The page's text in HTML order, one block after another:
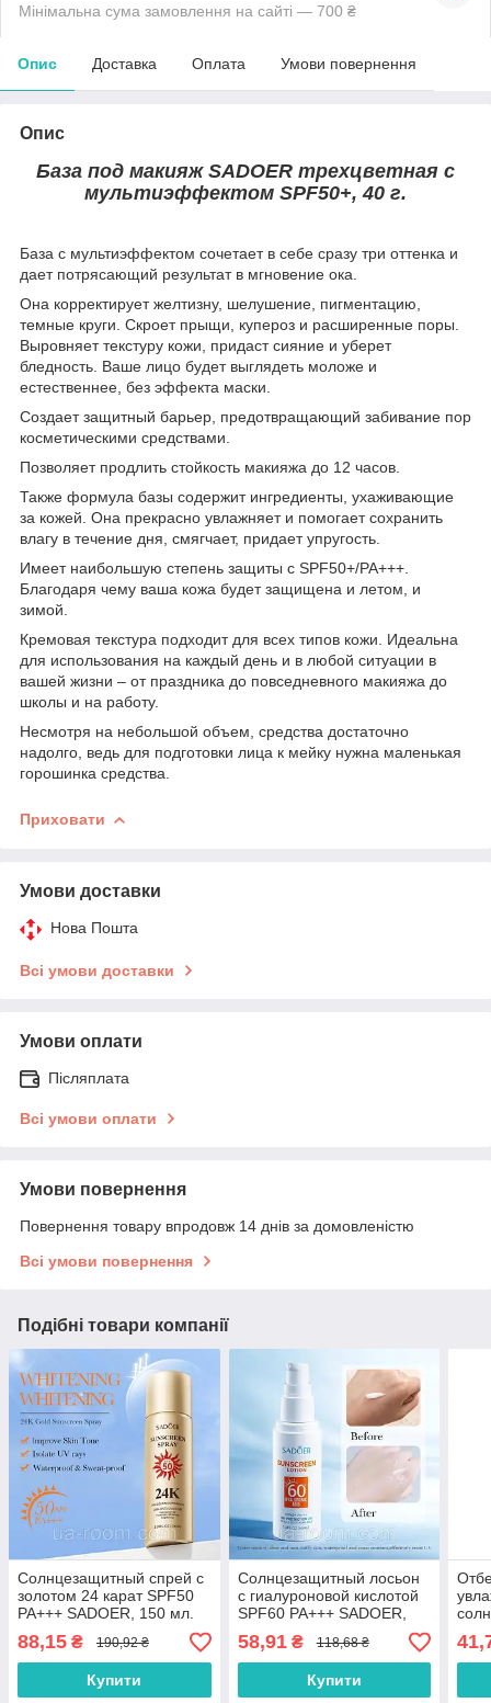
Мінімальна сума замовлення на сайті — 700 ₴
Опис Доставка Оплата Умови повернення
Опис
База под макияж SADOER трехцветная с
мультиэффектом SPF50+, 40 г.
База с мультиэффектом сочетает в себе сразу три оттенка и
дает потрясающий результат в мгновение ока.
Она корректирует желтизну, шелушение, пигментацию,
темные круги. Скроет прыщи, купероз и расширенные поры.
Выровняет текстуру кожи, придаст сияние и уберет
бледность. Ваше лицо будет выглядеть моложе и
естественнее, без эффекта маски.
Создает защитный барьер, предотвращающий забивание пор
косметическими средствами.
Позволяет продлить стойкость макияжа до 12 часов.
Также формула базы содержит ингредиенты, ухаживающие
за кожей. Она прекрасно увлажняет и помогает сохранить
влагу в течение дня, смягчает, придает упругость.
Имеет наибольшую степень защиты с SPF50+/PA+++.
Благодаря чему ваша кожа будет защищена и летом, и
зимой.
Кремовая текстура подходит для всех типов кожи. Идеальна
для использования на каждый день и в любой ситуации в
вашей жизни – от праздника до повседневного макияжа до
школы и на работу.
Несмотря на небольшой объем, средства достаточно
надолго, ведь для подготовки лица к мейку нужна маленькая
горошинка средства.
Приховати
Умови доставки
Нова Пошта
Всі умови доставки
Умови оплати
Післяплата
Всі умови оплати
Умови повернення
Повернення товару впродовж 14 днів за домовленістю
Всі умови повернення
Подібні товари компанії
Солнцезащитный спрей с
золотом 24 карат SPF50
PA+++ SADOER, 150 мл.
88,15 ₴ 190,92 ₴
Купити
Солнцезащитный лосьон
с гиалуроновой кислотой
SPF60 PA+++ SADOER,
50мл.
58,91₴ 118,68 ₴
Купити
40г.